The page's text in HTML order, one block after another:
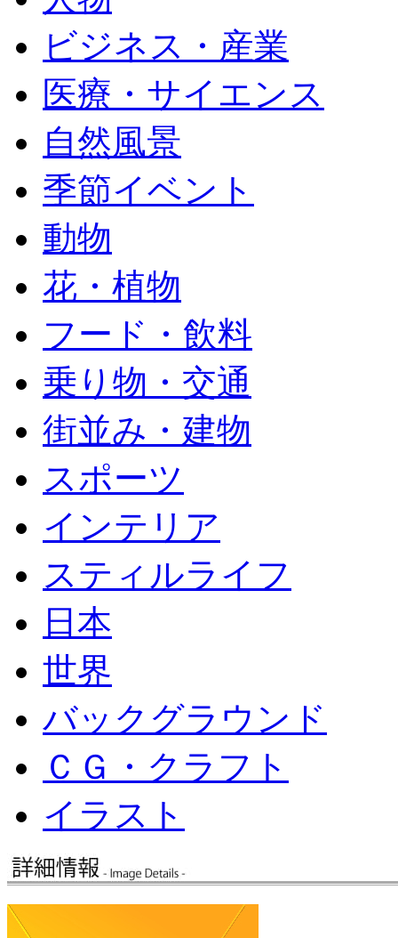
ビジネス・産業
医療・サイエンス
自然風景
季節イベント
動物
花・植物
フード・飲料
乗り物・交通
街並み・建物
スポーツ
インテリア
スティルライフ
日本
世界
バックグラウンド
ＣＧ・クラフト
イラスト